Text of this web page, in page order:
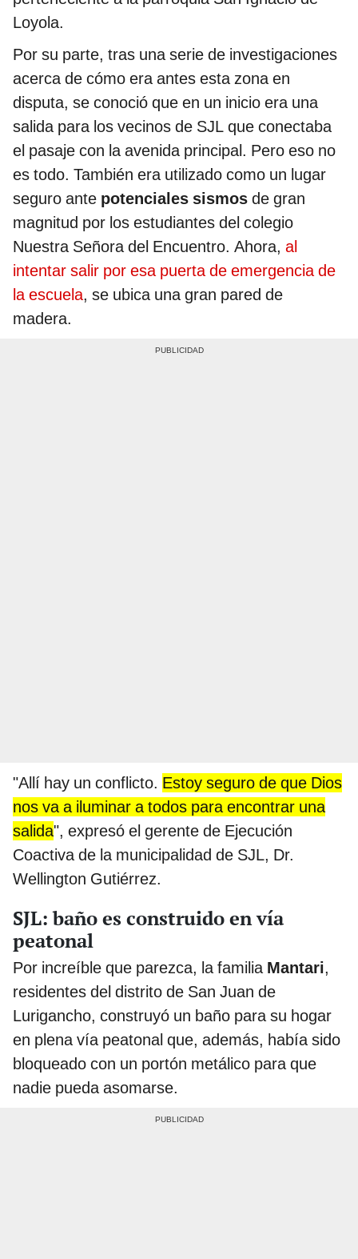
Loyola.
Por su parte, tras una serie de investigaciones
acerca de cómo era antes esta zona en
disputa, se conoció que en un inicio era una
salida para los vecinos de SJL que conectaba
el pasaje con la avenida principal. Pero eso no
es todo. También era utilizado como un lugar
seguro ante potenciales sismos de gran
magnitud por los estudiantes del colegio
Nuestra Señora del Encuentro. Ahora, al
intentar salir por esa puerta de emergencia de
la escuela, se ubica una gran pared de
madera.
"Allí hay un conflicto. Estoy seguro de que Dios
nos va a iluminar a todos para encontrar una
salida", expresó el gerente de Ejecución
Coactiva de la municipalidad de SJL, Dr.
Wellington Gutiérrez.
SJL: baño es construido en vía
peatonal
Por increíble que parezca, la familia Mantari,
residentes del distrito de San Juan de
Lurigancho, construyó un baño para su hogar
en plena vía peatonal que, además, había sido
bloqueado con un portón metálico para que
nadie pueda asomarse.